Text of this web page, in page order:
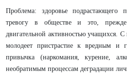
Проблема: здоровье подрастающего
тревогу в обществе и это,
двигательной активностью учащихся. С
молодеет пристрастие к вредным и
привычка (наркомания, курение,
необратимым процессам деградации